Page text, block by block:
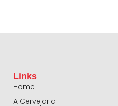
Links
Home
A Cervejaria